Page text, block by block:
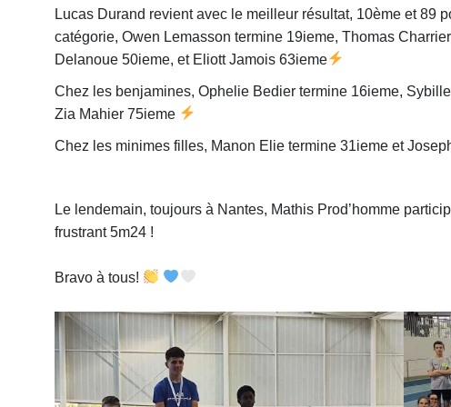
Lucas Durand revient avec le meilleur résultat, 10ème et 89
catégorie, Owen Lemasson termine 19ieme, Thomas
Delanoue 50ieme, et Eliott Jamois 63ieme
Chez les benjamines, Ophelie Bedier termine 16ieme,
Zia Mahier 75ieme
Chez les minimes filles, Manon Elie termine 31ieme et
Le lendemain, toujours à Nantes, Mathis Prod’homme
frustrant 5m24 !
Bravo à tous!